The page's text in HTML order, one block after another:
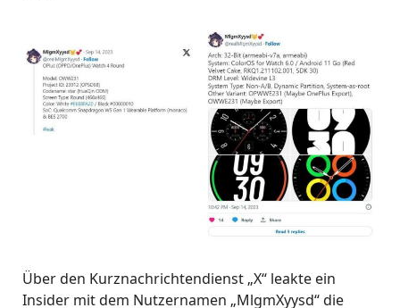
Über den Kurznachrichtendienst „X“ leakte ein
Insider mit dem Nutzernamen „MlgmXyysd“ die